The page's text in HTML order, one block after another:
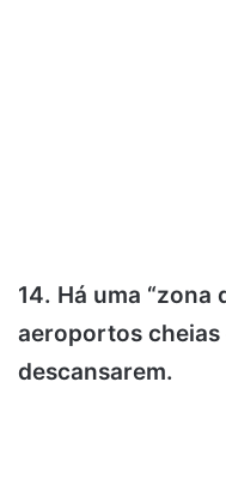
14. Há uma “zona
aeroportos cheias
descansarem.